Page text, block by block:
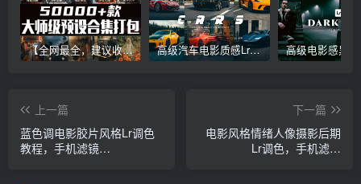
【全网最全，建议收藏】5万多款Lr顶级调色预设合集，精心整理，分类清晰，摄影师调色师必备素材，够用一辈子！ 高级汽车电影质感Lr调色教程，手机滤镜PS+Lightroom预设下载！
上一篇
蓝色调电影胶片风格Lr调色
教程，手机滤镜
下一篇
电影风格情绪人像摄影后期
Lr调色，手机滤镜